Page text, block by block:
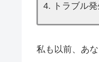
トラブル
私も以前、あ